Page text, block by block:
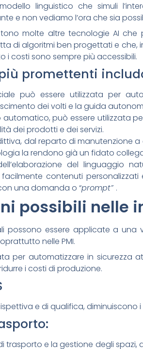
linguistico che simuli
e non vediamo l’ora che sia
molte altre tecnologie AI
di algoritmi ben progettati e che,
i costi sono sempre più accessibili.
promettenti
può essere utilizzata per
dei volti e la guida
automatico, può essere utilizzata
dei prodotti e dei servizi.
dal reparto di manutenzione
la rendono già un fidato
del linguaggio
contenuti
una domanda o “prompt” .
possibili nelle
possono essere applicate a
nelle PMI.
per automatizzare in sicurezza
i costi di produzione.
e di qualifica, diminuiscono
trasporto e la gestione degli